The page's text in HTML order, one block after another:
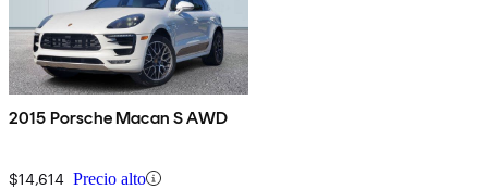
2015 Porsche Macan S AWD
$14,614 Precio alto